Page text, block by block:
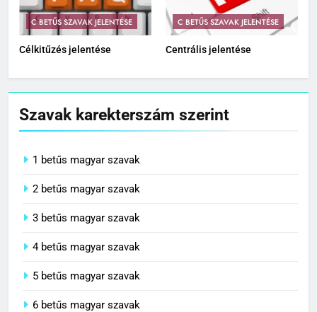
C BETŰS SZAVAK JELENTÉSE
Célkitűzés jelentése
C BETŰS SZAVAK JELENTÉSE
Centrális jelentése
Szavak karekterszám szerint
1 betűs magyar szavak
2 betűs magyar szavak
3 betűs magyar szavak
4 betűs magyar szavak
5 betűs magyar szavak
6 betűs magyar szavak